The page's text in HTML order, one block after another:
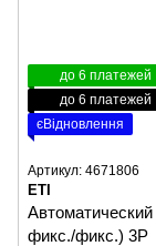
до 6 платежей
до 6 платежей
єВідновлення
Артикул: 4671806
ETI
фикс./фикс.) 3P